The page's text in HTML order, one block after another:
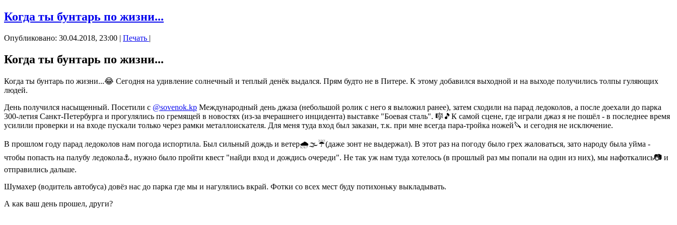
Когда ты бунтарь по жизни...
Опубликовано: 30.04.2018, 23:00 | Печать |
Когда ты бунтарь по жизни...
Когда ты бунтарь по жизни...😂 Сегодня на удивление солнечный и теплый денёк выдался. Прям будто не в Питере. К этому добавился выходной и на выходе получились толпы гуляющих
людей.
День получился насыщенный. Посетили с @sovenok.kp Международный день джаза (небольшой ролик с него я выложил ранее), затем сходили на парад ледоколов, а после доехали до парка
300-летия Санкт-Петербурга и прогулялись по гремящей в новостях (из-за вчерашнего инцидента) выставке "Боевая сталь". 🎼🎵К самой сцене, где играли джаз я не пошёл - в последнее время
усилили проверки и на входе пускали только через рамки металлоискателя. Для меня туда вход был заказан, т.к. при мне всегда пара-тройка ножей🔪 и сегодня не исключение.
В прошлом году парад ледоколов нам погода испортила. Был сильный дождь и ветер🌧️🌫️☔(даже зонт не выдержал). В этот раз на погоду было грех жаловаться, зато народу была уйма -
чтобы попасть на палубу ледокола⚓, нужно было пройти квест "найди вход и дождись очереди". Не так уж нам туда хотелось (в прошлый раз мы попали на один из них), мы нафоткались📷 и
отправились дальше.
Шумахер (водитель автобуса) довёз нас до парка где мы и нагулялись вкрай. Фотки со всех мест буду потихоньку выкладывать.
А как ваш день прошел, други?